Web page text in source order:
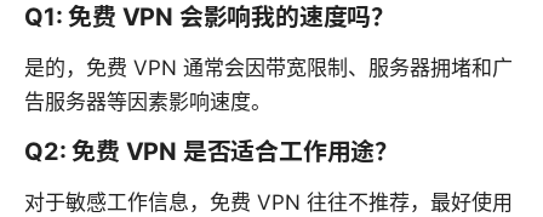
Q1: 免费 VPN 会影响我的速度吗？
是的，免费 VPN 通常会因带宽限制、服务器拥堵和广
告服务器等因素影响速度。
Q2: 免费 VPN 是否适合工作用途？
对于敏感工作信息，免费 VPN 往往不推荐，最好使用